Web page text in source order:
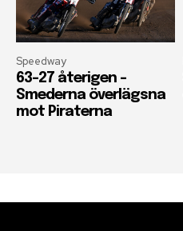
Speedway
63-27 återigen –
Smederna överlägsna
mot Piraterna